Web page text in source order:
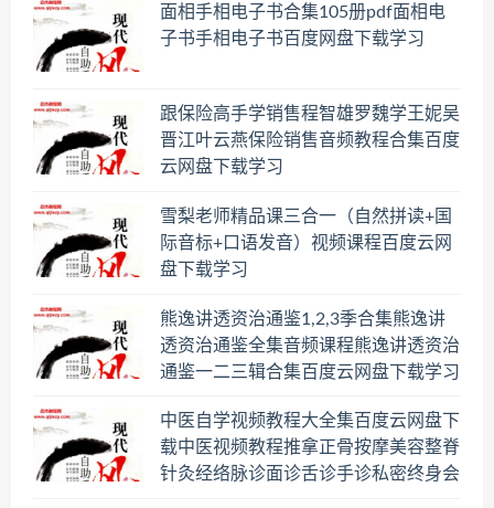
面相手相电子书合集105册pdf面相电
子书手相电子书百度网盘下载学习
跟保险高手学销售程智雄罗魏学王妮吴
晋江叶云燕保险销售音频教程合集百度
云网盘下载学习
雪梨老师精品课三合一（自然拼读+国
际音标+口语发音）视频课程百度云网
盘下载学习
熊逸讲透资治通鉴1,2,3季合集熊逸讲
透资治通鉴全集音频课程熊逸讲透资治
通鉴一二三辑合集百度云网盘下载学习
中医自学视频教程大全集百度云网盘下
载中医视频教程推拿正骨按摩美容整脊
针灸经络脉诊面诊舌诊手诊私密终身会